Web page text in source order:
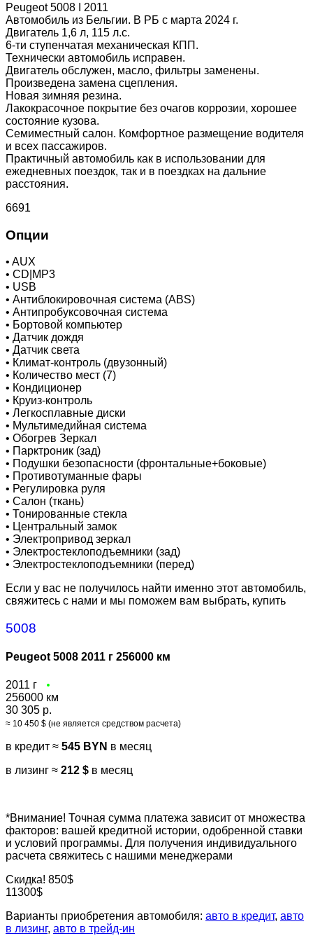
Peugeot 5008 I 2011
Автомобиль из Бельгии. В РБ с марта 2024 г.
Двигатель 1,6 л, 115 л.с.
6-ти ступенчатая механическая КПП.
Технически автомобиль исправен.
Двигатель обслужен, масло, фильтры заменены.
Произведена замена сцепления.
Новая зимняя резина.
Лакокрасочное покрытие без очагов коррозии, хорошее
состояние кузова.
Семиместный салон. Комфортное размещение водителя
и всех пассажиров.
Практичный автомобиль как в использовании для
ежедневных поездок, так и в поездках на дальние
расстояния.
6691
Опции
• AUX
• CD|MP3
• USB
• Антиблокировочная система (ABS)
• Антипробуксовочная система
• Бортовой компьютер
• Датчик дождя
• Датчик света
• Климат-контроль (двузонный)
• Количество мест (7)
• Кондиционер
• Круиз-контроль
• Легкосплавные диски
• Мультимедийная система
• Обогрев Зеркал
• Парктроник (зад)
• Подушки безопасности (фронтальные+боковые)
• Противотуманные фары
• Регулировка руля
• Салон (ткань)
• Тонированные стекла
• Центральный замок
• Электропривод зеркал
• Электростеклоподъемники (зад)
• Электростеклоподъемники (перед)
Если у вас не получилось найти именно этот автомобиль,
свяжитесь с нами и мы поможем вам выбрать, купить
5008
Peugeot 5008 2011 г 256000 км
2011 г
256000 км
30 305 р.
≈ 10 450 $ (не является средством расчета)
в кредит ≈ 545 BYN в месяц
в лизинг ≈ 212 $ в месяц
*Внимание! Точная сумма платежа зависит от множества
факторов: вашей кредитной истории, одобренной ставки
и условий программы. Для получения индивидуального
расчета свяжитесь с нашими менеджерами
Скидка! 850$
11300$
Варианты приобретения автомобиля: авто в кредит, авто
в лизинг, авто в трейд-ин